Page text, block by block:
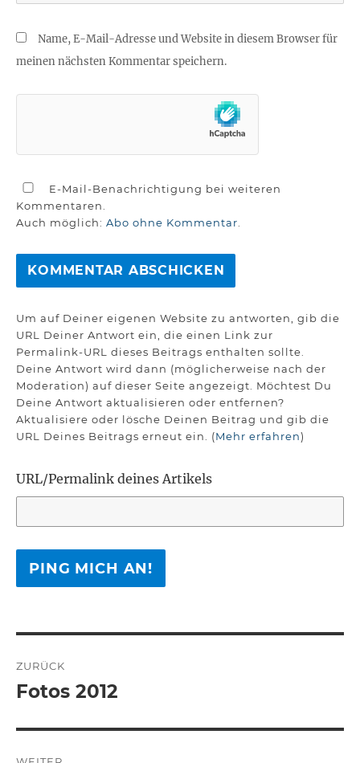
Name, E-Mail-Adresse und Website in diesem Browser für
meinen nächsten Kommentar speichern.
E-Mail-Benachrichtigung bei weiteren
Kommentaren.
Auch möglich:Abo ohne Kommentar
Um auf Deiner eigenen Website zu antworten, gib die
URL Deiner Antwort ein, die einen Link zur
Permalink-URL dieses Beitrags enthalten sollte.
Deine Antwort wird dann (möglicherweise nach der
Moderation) auf dieser Seite angezeigt. Möchtest Du
Deine Antwort aktualisieren oder entfernen?
Aktualisiere oder lösche Deinen Beitrag und gib die
URL Deines Beitrags erneut ein. (Mehr erfahren)
URL/Permalink deines Artikels
ZURÜCK
Vorheriger
Fotos 2012